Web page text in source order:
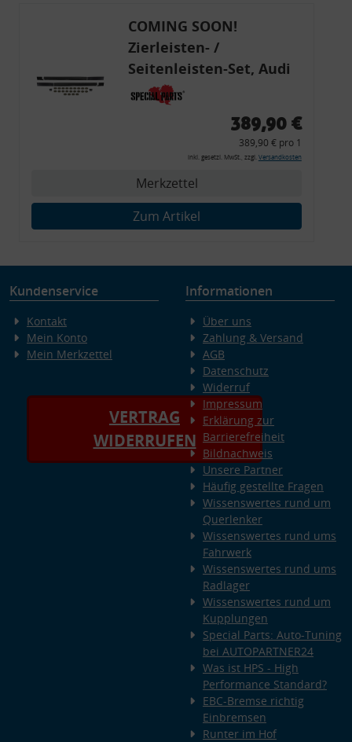
COMING SOON!
Zierleisten- /
Seitenleisten-Set, Audi
80 Cabrio, Coupe, S2, (6x
Zierleiste, 2x Kappe,
Montagewerkzeug)
389,90 €
389,90 € pro 1
inkl. gesetzl. MwSt., zzgl. Versandkosten
Merkzettel
Zum Artikel
Kundenservice
Kontakt
Mein Konto
Mein Merkzettel
VERTRAG
WIDERRUFEN
Informationen
Über uns
Zahlung & Versand
AGB
Datenschutz
Widerruf
Impressum
Erklärung zur
Barrierefreiheit
Bildnachweis
Unsere Partner
Häufig gestellte Fragen
Wissenswertes rund um
Querlenker
Wissenswertes rund ums
Fahrwerk
Wissenswertes rund ums
Radlager
Wissenswertes rund um
Kupplungen
Special Parts: Auto-Tuning
bei AUTOPARTNER24
Was ist HPS - High
Performance Standard?
EBC-Bremse richtig
Einbremsen
Runter im Hof